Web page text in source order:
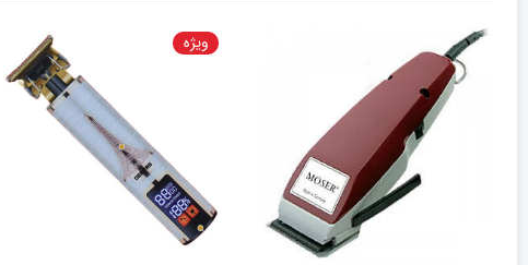
ویژه